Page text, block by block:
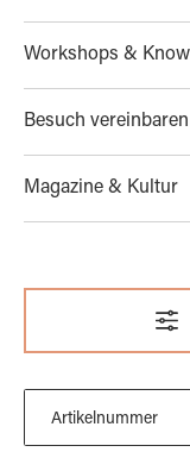
Workshops &
Besuch vereinbaren
Magazine & Kultur